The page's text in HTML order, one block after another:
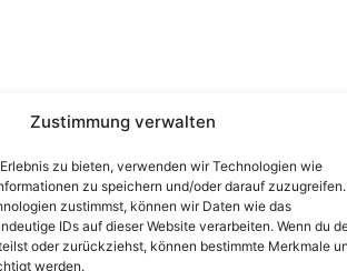
Zustimmung verwalten
zu bieten, verwenden wir Technologien wie
zu speichern und/oder darauf zuzugreifen.
zustimmst, können wir Daten wie das
IDs auf dieser Website verarbeiten. Wenn du
oder zurückziehst, können bestimmte Merkmale
werden.